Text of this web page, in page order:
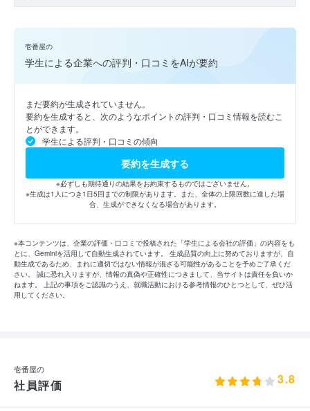
壱番屋の
学生による企業への評判・口コミをAIが要約
まだ要約が生成されていません。
要約を生成すると、次のようなポイントの評判・口コミ情報を読むこ
とができます。
学生による評判・口コミの傾向
要約を生成する
※必ずしも期待通りの結果をお約束するものではございません。
※生成は1人につき1日5回までの制限があります。また、全体の上限回数に達した場
合、生成ができなくなる場合があります。
※本コンテンツは、企業の評価・口コミで投稿された「学生による会社の評価」の内容をも
とに、Geminiを活用して自動生成されています。 生成品質の向上に努めておりますが、自
動生成であるため、まれに適切ではない情報が混ざる可能性があることを予めご了承くだ
さい。 誠に恐れ入りますが、情報の真偽や正確性につきまして、当サイトは責任を負いか
ねます。 上記の事項をご認識のうえ、就職活動における参考情報のひとつとして、ぜひ活
用してください。
壱番屋の
社員評価 3.8